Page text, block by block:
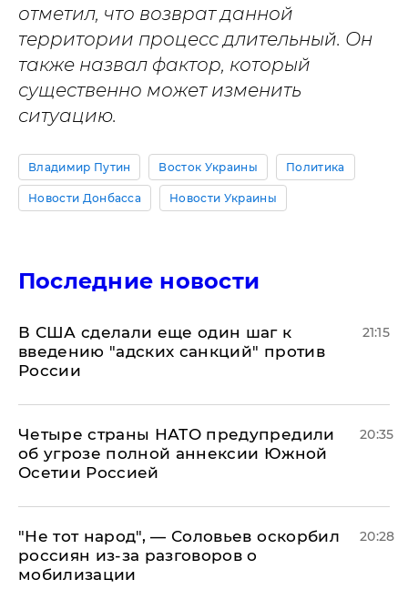
отметил, что возврат данной
территории процесс длительный. Он
также назвал фактор, который
существенно может изменить
ситуацию.
Владимир Путин Восток Украины Политика
Новости Донбасса Новости Украины
Последние новости
В США сделали еще один шаг к
введению "адских санкций" против
России
21:15
Четыре страны НАТО предупредили
об угрозе полной аннексии Южной
Осетии Россией
20:35
​"Не тот народ", — Соловьев оскорбил
россиян из-за разговоров о
мобилизации
20:28